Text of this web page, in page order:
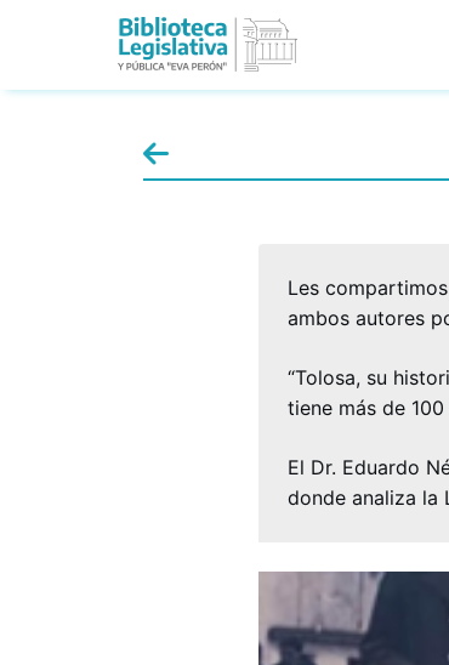
Les
ambos autores
“Tolosa, su
tiene más de
El Dr. Eduardo
donde analiza la